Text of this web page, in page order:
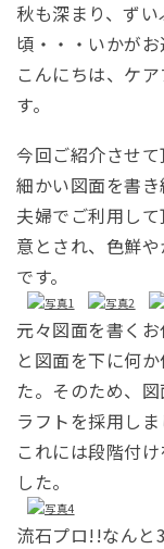
秋も深まり、ず
頃・・・いかが
こんにちは、ケ
す。
今回ご紹介させ
細かい図面を書
夫婦でご利用し
意とされ、色鮮
です。
元々図面を書く
と図面を下に何
た。そのため、
ラフトを採用しま
これには段階付
した。
流石プロ!!なんと